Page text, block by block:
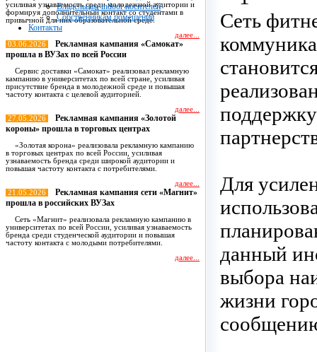
Владельцам indoor носителей
Собственникам помещений
Контакты
усиливая узнаваемость среди молодежной аудитории и
формируя дополнительный контакт со студентами в
привычной для них образовательной среде.
далее...
03.06.2026
Рекламная кампания «Самокат»
прошла в ВУЗах по всей России
Сервис доставки «Самокат» реализовал рекламную
кампанию в университетах по всей стране, усиливая
присутствие бренда в молодежной среде и повышая
частоту контакта с целевой аудиторией.
далее...
27.05.2026
Рекламная кампания «Золотой
короны» прошла в торговых центрах
«Золотая корона» реализовала рекламную кампанию
в торговых центрах по всей России, усиливая
узнаваемость бренда среди широкой аудитории и
повышая частоту контакта с потребителями.
далее...
21.05.2026
Рекламная кампания сети «Магнит»
прошла в российских ВУЗах
Сеть «Магнит» реализовала рекламную кампанию в
университетах по всей России, усиливая узнаваемость
бренда среди студенческой аудитории и повышая
частоту контакта с молодыми потребителями.
далее...
Сеть
Для
данный
выбора
жизни